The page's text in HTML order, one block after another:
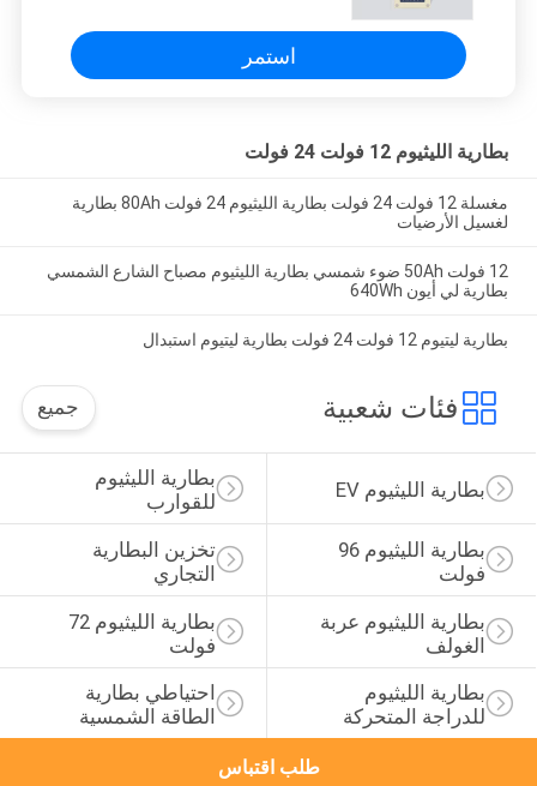
استمر
بطارية الليثيوم 12 فولت 24 فولت
مغسلة 12 فولت 24 فولت بطارية الليثيوم 24 فولت 80Ah بطارية
لغسيل الأرضيات
12 فولت 50Ah ضوء شمسي بطارية الليثيوم مصباح الشارع الشمسي
بطارية لي أيون 640Wh
بطارية ليتيوم 12 فولت 24 فولت بطارية ليتيوم استبدال
فئات شعبية جميع
بطارية الليثيوم
للقوارب
بطارية الليثيوم EV
تخزين البطارية
التجاري
فولت
فولت
بطارية الليثيوم عربة
الغولف
احتياطي بطارية
الطاقة الشمسية
بطارية الليثيوم
للدراجة المتحركة
طلب اقتباس